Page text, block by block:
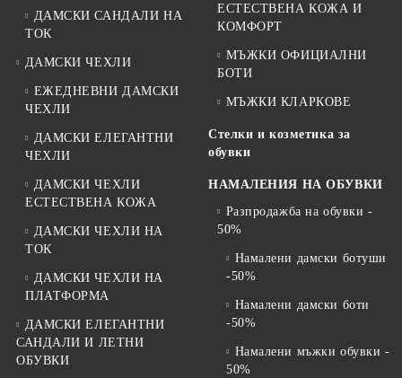
ДАМСКИ САНДАЛИ НА
ТОК
ДАМСКИ ЧЕХЛИ
ЕЖЕДНЕВНИ ДАМСКИ
ЧЕХЛИ
ДАМСКИ ЕЛЕГАНТНИ
ЧЕХЛИ
ДАМСКИ ЧЕХЛИ
ЕСТЕСТВЕНА КОЖА
ДАМСКИ ЧЕХЛИ НА
ТОК
ДАМСКИ ЧЕХЛИ НА
ПЛАТФОРМА
ДАМСКИ ЕЛЕГАНТНИ
САНДАЛИ И ЛЕТНИ
ОБУВКИ
ЕСТЕСТВЕНА КОЖА И
КОМФОРТ
МЪЖКИ ОФИЦИАЛНИ
БОТИ
МЪЖКИ КЛАРКОВЕ
Стелки и козметика за
обувки
НАМАЛЕНИЯ НА ОБУВКИ
Разпродажба на обувки -
50%
Намалени дамски ботуши
-50%
Намалени дамски боти
-50%
Намалени мъжки обувки -
50%